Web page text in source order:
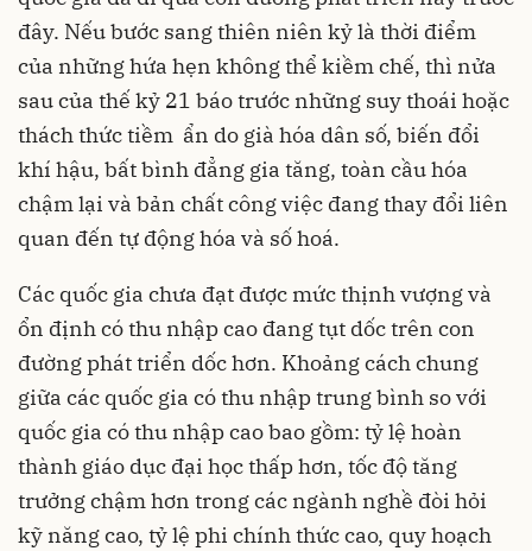
đây. Nếu bước sang thiên niên kỷ là thời điểm
của những hứa hẹn không thể kiềm chế, thì nửa
sau của thế kỷ 21 báo trước những suy thoái hoặc
thách thức tiềm ẩn do già hóa dân số, biến đổi
khí hậu, bất bình đẳng gia tăng, toàn cầu hóa
chậm lại và bản chất công việc đang thay đổi liên
quan đến tự động hóa và số hoá.
Các quốc gia chưa đạt được mức thịnh vượng và
ổn định có thu nhập cao đang tụt dốc trên con
đường phát triển dốc hơn. Khoảng cách chung
giữa các quốc gia có thu nhập trung bình so với
quốc gia có thu nhập cao bao gồm: tỷ lệ hoàn
thành giáo dục đại học thấp hơn, tốc độ tăng
trưởng chậm hơn trong các ngành nghề đòi hỏi
kỹ năng cao, tỷ lệ phi chính thức cao, quy hoạch